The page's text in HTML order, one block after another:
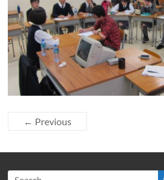
← Previous